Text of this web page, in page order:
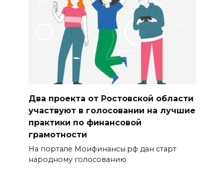
Два проекта от Ростовской области
участвуют в голосовании на лучшие
практики по финансовой
грамотности
На портале Моифинансы.рф дан старт
народному голосованию